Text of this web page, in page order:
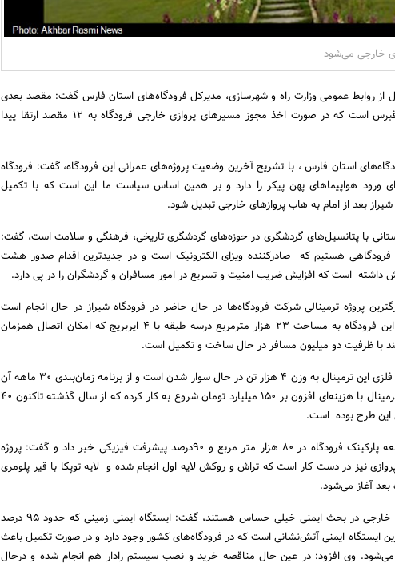
خارجی می‌شود
از روابط عمومی وزارت راه و شهرسازی، مدیر‌کل فرودگاه‌های استان فارس گفت: مقصد بعدی
پروازی این فرودگاه شیراز- قبرس است که در صورت اخذ مجوز مسیرهای پروازی خارجی فرودگاه به 12 مقصد ارتقا پیدا
استان فارس ، با تشریح آخرین وضعیت پروژه‌های عمرانی این فرودگاه، گفت: فرودگاه
ورود هواپیماهای پهن پیکر را دارد و بر همین اساس سیاست ما این است که با تکمیل
بعد از امام به هاب پروازهای خارجی تبدیل شود.
با پتانسیل‌های گردشگری در حوزه‌های گردشگری تاریخی، فرهنگی و سلامت است، گفت:
هستیم که صادرکننده ویزای الکترونیک است و در جدیدترین اقدام صدور هشت
پروژه ترمینالی شرکت فرودگاه‌ها در حال حاضر در فرودگاه شیراز در حال انجام است
توضیح داد: ترمینال خارجی این فرودگاه به مساحت 23 هزار مترمربع درسه طبقه با 4 ایربریج که امکان اتصال همزمان
با ظرفیت دو میلیون مسافر در حال ساخت و تکمیل است.
وی با توضیح اینکه سازه‌های فلزی این ترمینال به وزن 4 هزار تن در حال سوار شدن است و از برنامه زمان‌بندی 30 ماهه آن
10 ماه گذشته است، گفت: ترمینال با هزینه‌ای افزون بر 150 میلیارد تومان شروع به کار کرده که از سال گذشته تاکنون 40
این طرح بوده است.
بدیعی فرد هم چنین از توسعه پارکینک فرودگاه در 80 هزار متر مربع و 90درصد پیشرفت فیزیکی خبر داد و گفت: پروژه
نیز در دست کار است که تراش و روکش لایه اول انجام شده و لایه توپکا با قیر پلومری
بعد آغاز می‌شود.
وی با بیان اینکه ایرلاین‌های خارجی در بحث ایمنی خیلی حساس هستند، گفت: ایستگاه ایمنی زمینی که حدود 95 درصد
ایستگاه ایمنی آتش‌نشانی است که در فرودگاه‌های کشور وجود دارد و در صورت تکمیل باعث
می‌شود. وی افزود: در عین حال مناقصه خرید و نصب سیستم رادار هم انجام شده و درحال